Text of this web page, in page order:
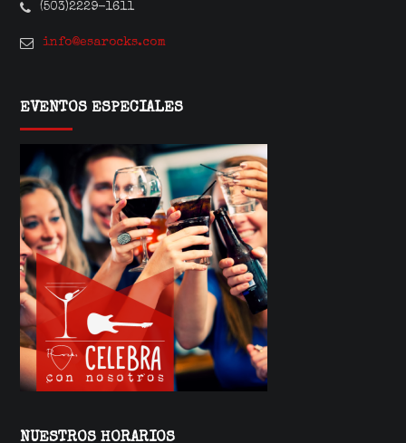
(503)2229-1611
info@esarocks.com
EVENTOS ESPECIALES
NUESTROS HORARIOS